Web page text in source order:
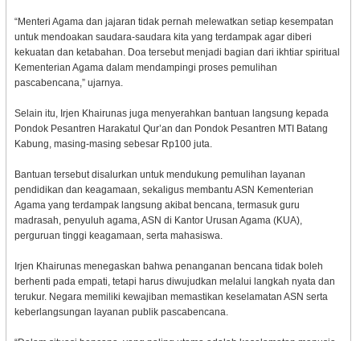
“Menteri Agama dan jajaran tidak pernah melewatkan setiap kesempatan
untuk mendoakan saudara-saudara kita yang terdampak agar diberi
kekuatan dan ketabahan. Doa tersebut menjadi bagian dari ikhtiar spiritual
Kementerian Agama dalam mendampingi proses pemulihan
pascabencana,” ujarnya.
Selain itu, Irjen Khairunas juga menyerahkan bantuan langsung kepada
Pondok Pesantren Harakatul Qur’an dan Pondok Pesantren MTI Batang
Kabung, masing-masing sebesar Rp100 juta.
Bantuan tersebut disalurkan untuk mendukung pemulihan layanan
pendidikan dan keagamaan, sekaligus membantu ASN Kementerian
Agama yang terdampak langsung akibat bencana, termasuk guru
madrasah, penyuluh agama, ASN di Kantor Urusan Agama (KUA),
perguruan tinggi keagamaan, serta mahasiswa.
Irjen Khairunas menegaskan bahwa penanganan bencana tidak boleh
berhenti pada empati, tetapi harus diwujudkan melalui langkah nyata dan
terukur. Negara memiliki kewajiban memastikan keselamatan ASN serta
keberlangsungan layanan publik pascabencana.